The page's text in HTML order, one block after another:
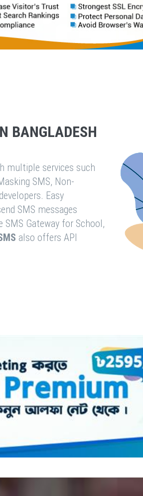
BANGLADESH
multiple services such
SMS, Non-
Easy
SMS messages
SMS Gateway for School,
also offers API